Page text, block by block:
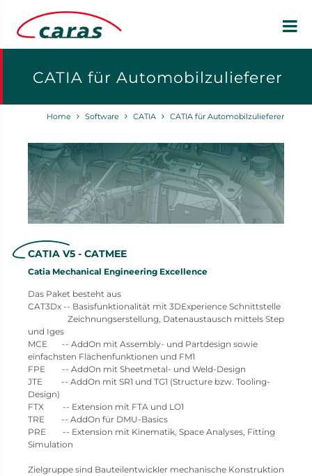
CATIA für Automobilzulieferer
Home Software CATIA CATIA für Automobilzulieferer
CATIA V5 - CATMEE
Catia Mechanical Engineering Excellence
Das Paket besteht aus
CAT3Dx -- Basisfunktionalität mit 3DExperience Schnittstelle
Zeichnungserstellung, Datenaustausch mittels Step
und Iges
MCE -- AddOn mit Assembly- und Partdesign sowie
einfachsten Flächenfunktionen und FM1
FPE -- AddOn mit Sheetmetal- und Weld-Design
JTE -- AddOn mit SR1 und TG1 (Structure bzw. Tooling-
Design)
FTX -- Extension mit FTA und LO1
TRE -- AddOn für DMU-Basics
PRE -- Extension mit Kinematik, Space Analyses, Fitting
Simulation
Zielgruppe sind Bauteilentwickler mechanische Konstruktion